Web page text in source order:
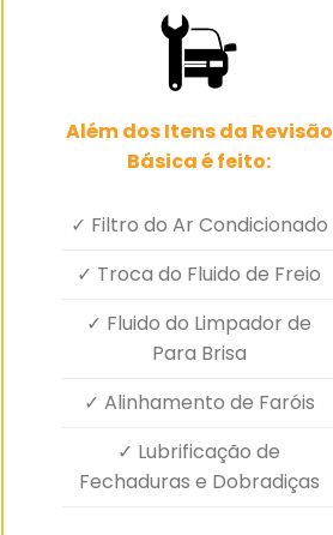
Além dos Itens da Revisão
Básica é feito:
✓ Filtro do Ar Condicionado
✓ Troca do Fluido de Freio
✓ Fluido do Limpador de
Para Brisa
✓ Alinhamento de Faróis
✓ Lubrificação de
Fechaduras e Dobradiças